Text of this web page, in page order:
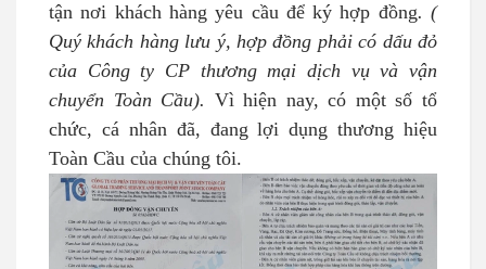
tận nơi khách hàng yêu cầu để ký hợp đồng. (
Quý khách hàng lưu ý, hợp đồng phải có dấu đỏ
của Công ty CP thương mại dịch vụ và vận
chuyển Toàn Cầu). Vì hiện nay, có một số tổ
chức, cá nhân đã, đang lợi dụng thương hiệu
Toàn Cầu của chúng tôi.